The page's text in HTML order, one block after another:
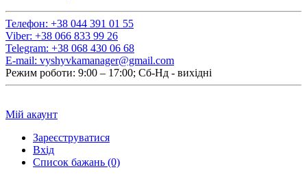
Телефон: +38 044 391 01 55
Viber: +38 066 833 99 26
Telegram: +38 068 430 06 68
E-mail: vyshyvkamanager@gmail.com
Режим роботи: 9:00 – 17:00; Сб-Нд - вихідні
Мій акаунт
Зареєструватися
Вхід
Список бажань (0)